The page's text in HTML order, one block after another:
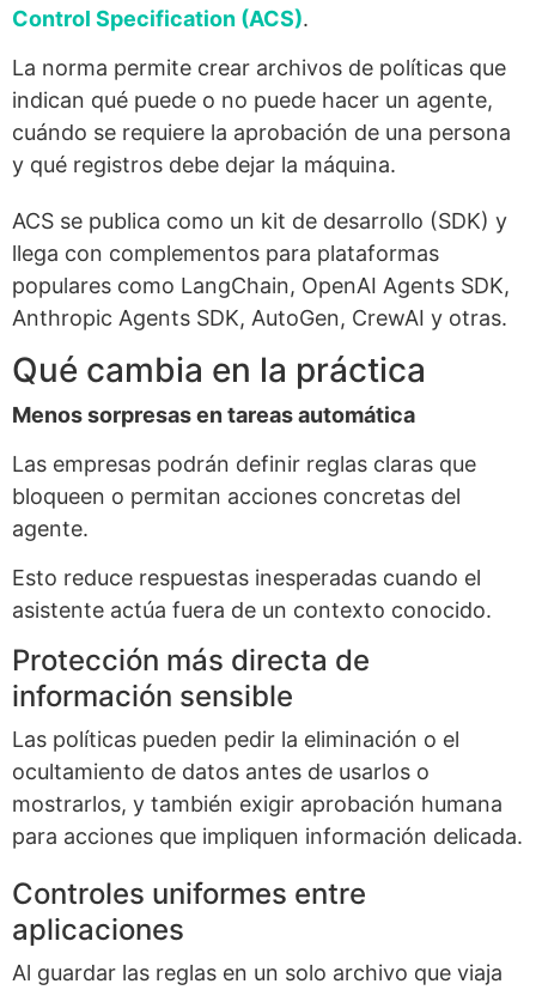
Control Specification (ACS).
La norma permite crear archivos de políticas que
indican qué puede o no puede hacer un agente,
cuándo se requiere la aprobación de una persona
y qué registros debe dejar la máquina.
ACS se publica como un kit de desarrollo (SDK) y
llega con complementos para plataformas
populares como LangChain, OpenAI Agents SDK,
Anthropic Agents SDK, AutoGen, CrewAI y otras.
Qué cambia en la práctica
Menos sorpresas en tareas automática
Las empresas podrán definir reglas claras que
bloqueen o permitan acciones concretas del
agente.
Esto reduce respuestas inesperadas cuando el
asistente actúa fuera de un contexto conocido.
Protección más directa de
información sensible
Las políticas pueden pedir la eliminación o el
ocultamiento de datos antes de usarlos o
mostrarlos, y también exigir aprobación humana
para acciones que impliquen información delicada.
Controles uniformes entre
aplicaciones
Al guardar las reglas en un solo archivo que viaja